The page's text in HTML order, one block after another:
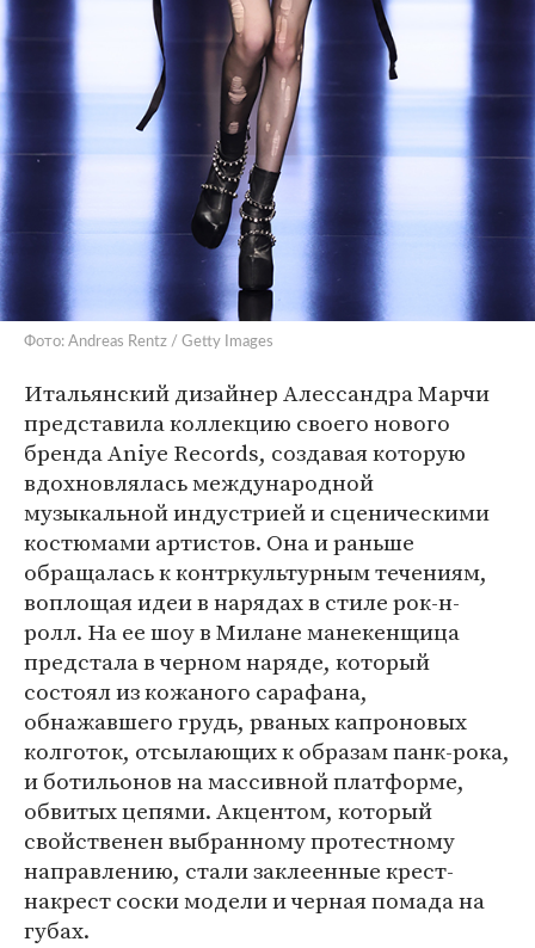
Фото: Andreas Rentz / Getty Images
Итальянский дизайнер Алессандра Марчи
представила коллекцию своего нового
бренда Aniye Records, создавая которую
вдохновлялась международной
музыкальной индустрией и сценическими
костюмами артистов. Она и раньше
обращалась к контркультурным течениям,
воплощая идеи в нарядах в стиле рок-н-
ролл. На ее шоу в Милане манекенщица
предстала в черном наряде, который
состоял из кожаного сарафана,
обнажавшего грудь, рваных капроновых
колготок, отсылающих к образам панк-рока,
и ботильонов на массивной платформе,
обвитых цепями. Акцентом, который
свойственен выбранному протестному
направлению, стали заклеенные крест-
накрест соски модели и черная помада на
губах.